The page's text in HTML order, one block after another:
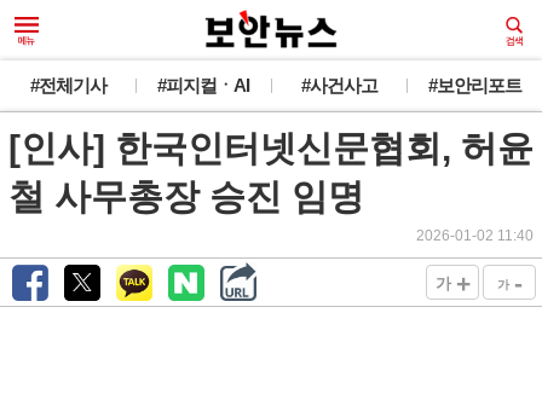
#전체기사 #피지컬ㆍAI #사건사고 #보안리포트
[인사] 한국인터넷신문협회, 허윤
철 사무총장 승진 임명
2026-01-02 11:40
가 + 가 -